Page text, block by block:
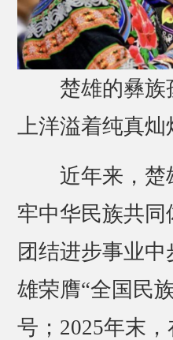
楚雄的彝
上洋溢着纯真灿
近年来，楚
牢中华民族共
团结进步事业
雄荣膺“全国民
号；2025年末